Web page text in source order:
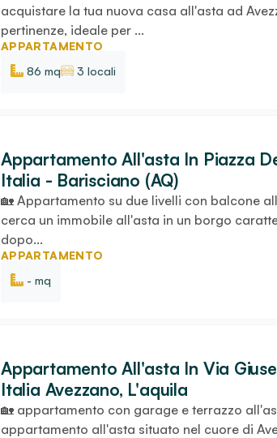
acquistare la tua nuova casa all'asta ad
pertinenze, ideale per ...
APPARTAMENTO
86 mq
3 locali
Appartamento All'asta In Piazza
Italia - Barisciano (AQ)
🏡 Appartamento su due livelli con balcone
cerca un immobile all'asta in un borgo
dopo...
APPARTAMENTO
- mq
Appartamento All'asta In Via
Italia Avezzano, L'aquila
🏡 appartamento con garage e terrazzo
appartamento all'asta situato nel cuore di